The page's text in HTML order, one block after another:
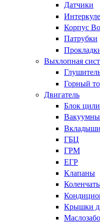
Датчики
Корпус
Патрубки
Выхлопная
Горный
Двигатель
Блок
Вкладыши
ГБЦ
ГРМ
ЕГР
Клапаны
Крышки